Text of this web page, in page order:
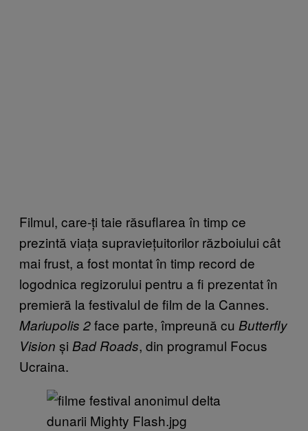
Filmul, care-ți taie răsuflarea în timp ce
prezintă viața supraviețuitorilor războiului cât
mai frust, a fost montat în timp record de
logodnica regizorului pentru a fi prezentat în
premieră la festivalul de film de la Cannes.
Mariupolis 2face parte, împreună cu Butterfly
Vision și Bad Roads, din programul Focus
Ucraina.